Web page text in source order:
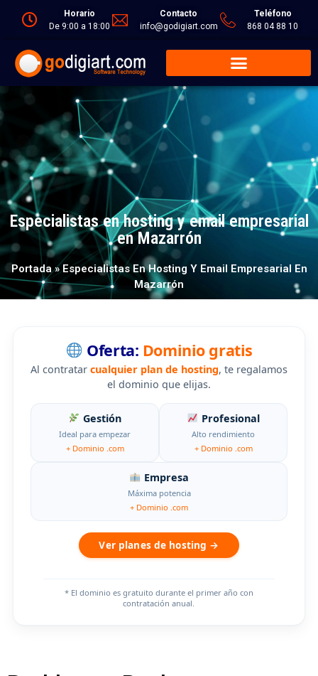
Horario
De 9:00 a 18:00
Contacto
info@godigiart.com
Teléfono
868 04 88 10
Especialistas en hosting y email empresarial
en Mazarrón
Portada» Especialistas En Hosting Y Email Empresarial En
Mazarrón
Oferta: Dominio gratis
Al contratar cualquier plan de hosting, te regalamos
el dominio que elijas.
Gestión
Ideal para empezar
+ Dominio .com
Profesional
Alto rendimiento
+ Dominio .com
Empresa
Máxima potencia
+ Dominio .com
Ver planes de hosting →
* El dominio es gratuito durante el primer año con
contratación anual.